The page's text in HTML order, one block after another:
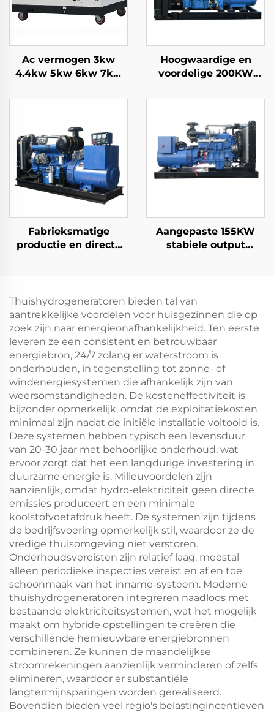
Ac vermogen 3kw
4.4kw 5kw 6kw 7kw
Luchtgekoelde
Hoogwaardige en
voordelige 200KW
dieselgeneratorset
Fabrieksmatige
productie en directe
Aangepaste 155KW
stabiele output
Thuishydrogeneratoren bieden tal van
aantrekkelijke voordelen voor huisgezinnen die op
zoek zijn naar energieonafhankelijkheid. Ten eerste
leveren ze een consistent en betrouwbaar
energiebron, 24/7 zolang er waterstroom is
onderhouden, in tegenstelling tot zonne- of
windenergiesystemen die afhankelijk zijn van
weersomstandigheden. De kosteneffectiviteit is
bijzonder opmerkelijk, omdat de exploitatiekosten
minimaal zijn nadat de initiële installatie voltooid is.
Deze systemen hebben typisch een levensduur
van 20-30 jaar met behoorlijke onderhoud, wat
ervoor zorgt dat het een langdurige investering in
duurzame energie is. Milieuvoordelen zijn
aanzienlijk, omdat hydro-elektriciteit geen directe
emissies produceert en een minimale
koolstofvoetafdruk heeft. De systemen zijn tijdens
de bedrijfsvoering opmerkelijk stil, waardoor ze de
vredige thuisomgeving niet verstoren.
Onderhoudsvereisten zijn relatief laag, meestal
alleen periodieke inspecties vereist en af en toe
schoonmaak van het inname-systeem. Moderne
thuishydrogeneratoren integreren naadloos met
bestaande elektriciteitsystemen, wat het mogelijk
maakt om hybride opstellingen te creëren die
verschillende hernieuwbare energiebronnen
combineren. Ze kunnen de maandelijkse
stroomrekeningen aanzienlijk verminderen of zelfs
elimineren, waardoor er substantiële
langtermijnsparingen worden gerealiseerd.
Bovendien bieden veel regio's belastingincentieven